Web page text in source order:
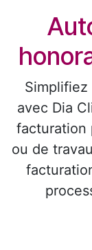
avec Dia
facturation
ou de